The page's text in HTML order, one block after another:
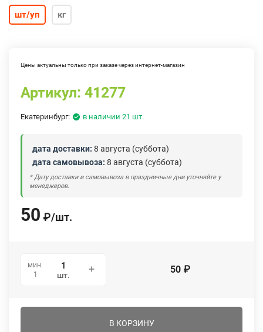
шт/уп кг
Цены актуальны только при заказе через интернет-магазин
Артикул: 41277
Екатеринбург: в наличии 21 шт.
дата доставки: 8 августа (суббота)
дата самовывоза: 8 августа (суббота)
* Дату доставки и самовывоза в праздничные дни уточняйте у
менеджеров.
50 ₽/шт.
мин.
1
шт. 50 ₽
В КОРЗИНУ